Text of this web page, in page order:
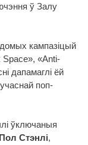
ў Залу
кампазіцый
Space», «Anti-
дапамаглі ёй
поп-
ўключаныя
Пол Стэнлі,